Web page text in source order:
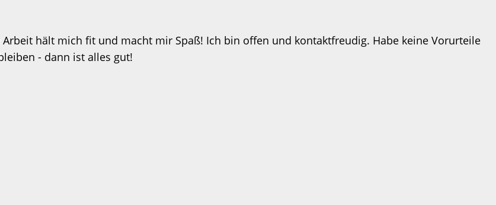
hält mich fit und macht mir Spaß! Ich bin offen und kontaktfreudig. Habe keine Vorurteile
- dann ist alles gut!